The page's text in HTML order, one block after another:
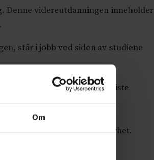
Om
Denne videreutdanningen inneholder
står i jobb ved siden av studiene
simulering i løpet av siste
under praksisperioden og i
barn og pasientens sikkerhet.